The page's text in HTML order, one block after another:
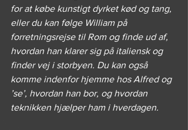
for at købe kunstigt dyrket kød og tang,
eller du kan følge William på
forretningsrejse til Rom og finde ud af,
hvordan han klarer sig på italiensk og
finder vej i storbyen. Du kan også
komme indenfor hjemme hos Alfred og
’se’, hvordan han bor, og hvordan
teknikken hjælper ham i hverdagen.